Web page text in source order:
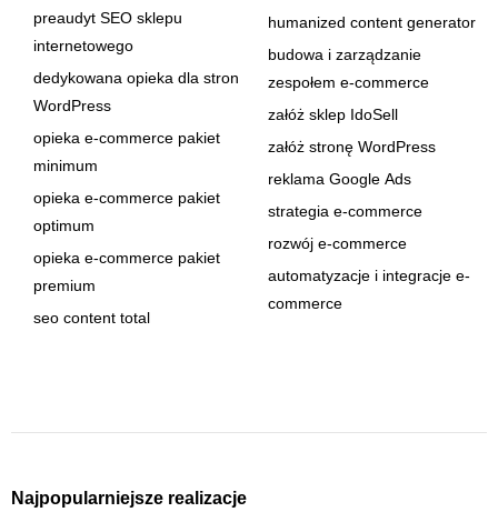
preaudyt SEO sklepu
internetowego
dedykowana opieka dla stron
WordPress
opieka e-commerce pakiet
minimum
opieka e-commerce pakiet
optimum
opieka e-commerce pakiet
premium
seo content total
humanized content generator
budowa i zarządzanie
zespołem e-commerce
załóż sklep IdoSell
załóż stronę WordPress
reklama Google Ads
strategia e-commerce
rozwój e-commerce
automatyzacje i integracje e-
commerce
Najpopularniejsze realizacje